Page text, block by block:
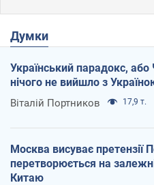
Думки
Український парадокс, або
нічого не вийшло з
Віталій Портников 17,9 т.
Москва висуває претензії
перетворюється на
Китаю